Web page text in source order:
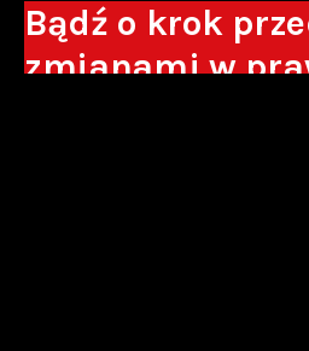
Bądź o krok
zmianami w